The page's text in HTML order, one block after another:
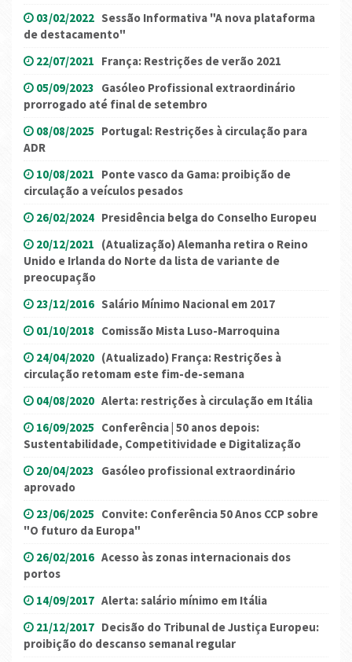
03/02/2022 Sessão Informativa "A nova plataforma
de destacamento"
22/07/2021 França: Restrições de verão 2021
05/09/2023 Gasóleo Profissional extraordinário
prorrogado até final de setembro
08/08/2025 Portugal: Restrições à circulação para
ADR
10/08/2021 Ponte vasco da Gama: proibição de
circulação a veículos pesados
26/02/2024 Presidência belga do Conselho Europeu
20/12/2021 (Atualização) Alemanha retira o Reino
Unido e Irlanda do Norte da lista de variante de
preocupação
23/12/2016 Salário Mínimo Nacional em 2017
01/10/2018 Comissão Mista Luso-Marroquina
24/04/2020 (Atualizado) França: Restrições à
circulação retomam este fim-de-semana
04/08/2020 Alerta: restrições à circulação em Itália
16/09/2025 Conferência | 50 anos depois:
Sustentabilidade, Competitividade e Digitalização
20/04/2023 Gasóleo profissional extraordinário
aprovado
23/06/2025 Convite: Conferência 50 Anos CCP sobre
"O futuro da Europa"
26/02/2016 Acesso às zonas internacionais dos
portos
14/09/2017 Alerta: salário mínimo em Itália
21/12/2017 Decisão do Tribunal de Justiça Europeu:
proibição do descanso semanal regular